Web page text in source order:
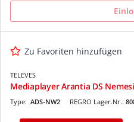
Zu Favoriten hinzufügen
TELEVES
Mediaplayer Arantia DS
REGRO Lager.Nr.:
Type: ADS-NW2